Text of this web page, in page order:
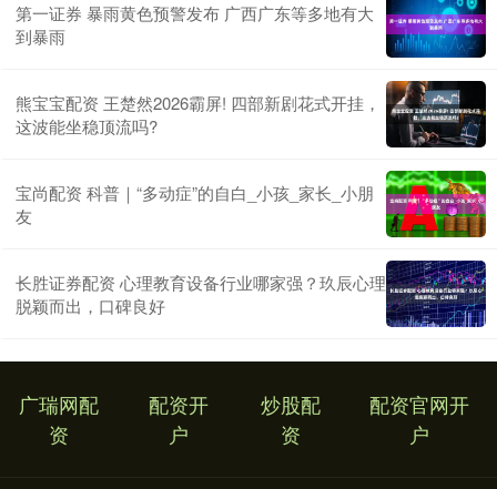
第一证券 暴雨黄色预警发布 广西广东等多地有大
到暴雨
熊宝宝配资 王楚然2026霸屏! 四部新剧花式开挂，
这波能坐稳顶流吗?
宝尚配资 科普｜“多动症”的自白_小孩_家长_小朋
友
长胜证券配资 心理教育设备行业哪家强？玖辰心理
脱颖而出，口碑良好
广瑞网配
资
配资开
户
炒股配
资
配资官网开
户